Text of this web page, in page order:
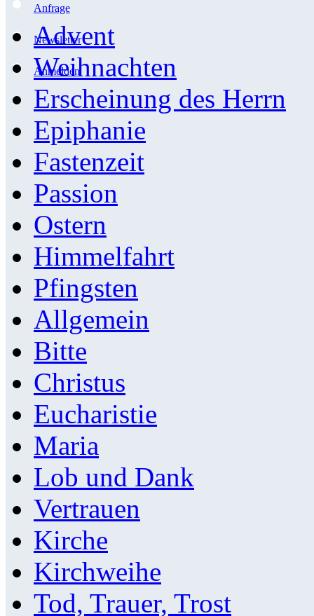
Anfrage
Newsletter
Anmelden
Advent
Weihnachten
Erscheinung des Herrn
Epiphanie
Fastenzeit
Passion
Ostern
Himmelfahrt
Pfingsten
Allgemein
Bitte
Christus
Eucharistie
Maria
Lob und Dank
Vertrauen
Kirche
Kirchweihe
Tod, Trauer, Trost